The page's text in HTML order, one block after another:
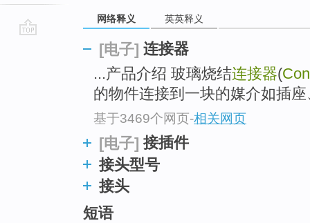
网络释义 英英释义
[电子] 连接器
...产品介绍 玻璃烧结连接器(
的物件连接到一块的媒介如插
基于3469个网页-相关网页
[电子] 接插件
接头型号
接头
短语